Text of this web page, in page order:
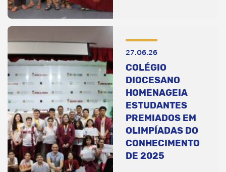
27.06.26
COLÉGIO
DIOCESANO
HOMENAGEIA
ESTUDANTES
PREMIADOS EM
OLIMPÍADAS DO
CONHECIMENTO
DE 2025